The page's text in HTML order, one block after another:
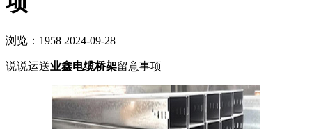
浏览：1958 2024-09-28
说说运送业鑫电缆桥架留意事项